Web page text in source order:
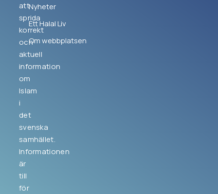
att
sprida
korrekt
och
aktuell
information
om
Islam
i
det
svenska
samhället.
Informationen
är
till
för
Nyheter
Ett Halal Liv
Om webbplatsen